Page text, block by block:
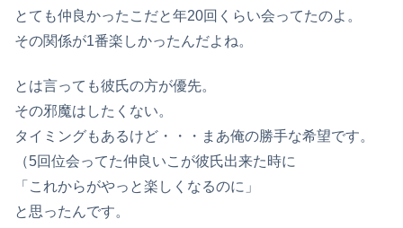
とても仲良かったこだと年20回くらい会ってたのよ。
その関係が1番楽しかったんだよね。
とは言っても彼氏の方が優先。
その邪魔はしたくない。
タイミングもあるけど・・・まあ俺の勝手な希望です。
（5回位会ってた仲良いこが彼氏出来た時に
「これからがやっと楽しくなるのに」
と思ったんです。